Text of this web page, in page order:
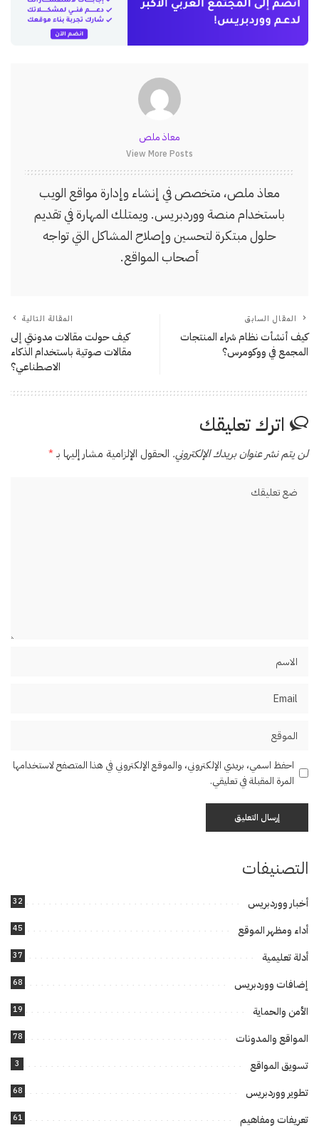
معاذ ملص
View More Posts
معاذ ملص، متخصص في إنشاء وإدارة مواقع الويب
باستخدام منصة ووردبريس. ويمتلك المهارة في تقديم
حلول مبتكرة لتحسين وإصلاح المشاكل التي تواجه
أصحاب المواقع.
المقال السابق
كيف أنشأت نظام شراء المنتجات
المجمع في ووكومرس؟
المقالة التالية
كيف حولت مقالات مدونتي إلى
مقالات صوتية باستخدام الذكاء
الاصطناعي؟
اترك تعليقك
لن يتم نشر عنوان بريدك الإلكتروني. الحقول الإلزامية مشار إليها بـ*
احفظ اسمي، بريدي الإلكتروني، والموقع الإلكتروني في هذا المتصفح لاستخدامها
المرة المقبلة في تعليقي.
التصنيفات
أخبار ووردبريس 32
أداء ومظهر الموقع 45
أدلة تعليمية 37
إضافات ووردبريس 68
الأمن والحماية 19
المواقع والمدونات 78
تسويق المواقع 3
تطوير ووردبريس 68
تعريفات ومفاهيم 61